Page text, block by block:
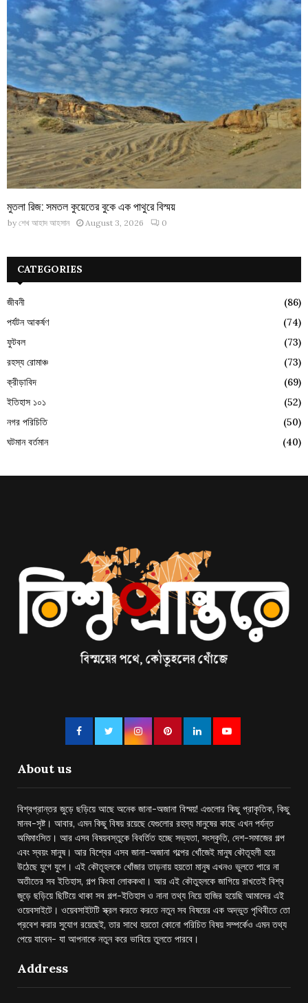
মুতলা রিজ: সমতল কুয়েতের বুকে এক পাথুরে বিস্ময়
by শেখ আহাদ আহসান August 3, 2026 0
CATEGORIES
জীবনী
(86)
পর্যটন আকর্ষণ
(74)
ফুটবল
(73)
রহস্য রোমাঞ্চ
(73)
ক্রীড়াবিদ
(69)
ইতিহাস ১০১
(52)
নগর পরিচিতি
(50)
ঘটমান বর্তমান
(40)
About us
বিশ্বপ্রান্তর জুড়ে ছড়িয়ে আছে অনেক জানা-অজানা বিস্ময়! এগুলোর কিছু প্রাকৃতিক, কিছু
মানব-সৃষ্ট। আবার, এমন কিছু বিষয় রয়েছে যেগুলোর রহস্য মানুষের কাছে এখন পর্যন্ত
অমিমাংসিত। আর এসব বিষয়বস্তুকে বিবর্তিত হচ্ছে সভ্যতা, সংস্কৃতি, দেশ-সমাজের গল্প
এবং স্বয়ং মানুষ। আর বিশ্বের এসব জানা-অজানা গল্পের খোঁজেই মানুষ কৌতূহলী হয়ে
উঠেছে যুগে যুগে। এই কৌতূহলকে খোঁজার তাড়নায় হয়তো মানুষ এখনও ভুলতে পারে না
অতীতের সব ইতিহাস, গল্প কিংবা লোককথা। আর এই কৌতুহলকে জাগিয়ে রাখতেই বিশ্ব
জুড়ে ছড়িয়ে ছিটিয়ে থাকা সব গল্প-ইতিহাস ও নানা তথ্য নিয়ে হাজির হয়েছি আমাদের এই
ওয়েবসাইটে। ওয়েবসাইটটি স্ক্রল করতে করতে নতুন সব বিষয়ের এক অদ্ভুত পৃথিবীতে তো
প্রবেশ করার সুযোগ রয়েছেই, তার সাথে হয়তো কোনো পরিচিত বিষয় সম্পর্কেও এমন তথ্য
পেয়ে যাবেন- যা আপনাকে নতুন করে ভাবিয়ে তুলতে পারবে।
Address